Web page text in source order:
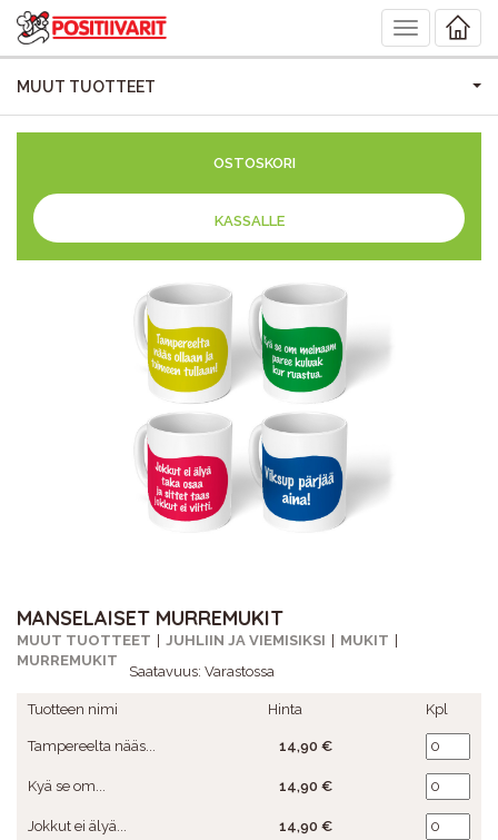
Toggle
navigation
MUUT TUOTTEET
OSTOSKORI
KASSALLE
MANSELAISET MURREMUKIT
MUUT TUOTTEET JUHLIIN JA VIEMISIKSI
MUKIT
MURREMUKIT
Saatavuus: Varastossa
Tuotteen nimi Hinta Kpl
Tampereelta nääs... 14,90 €
Kyä se om... 14,90 €
Jokkut ei älyä... 14,90 €